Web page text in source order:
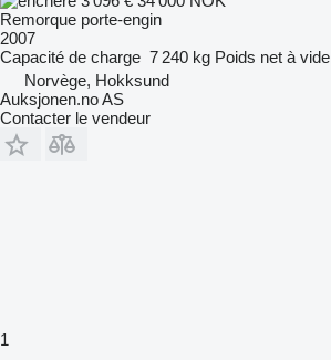
Remorque porte-engin
2007
Capacité de charge 7 240 kg Poids net à vide
Norvège, Hokksund
Auksjonen.no AS
Contacter le vendeur
1